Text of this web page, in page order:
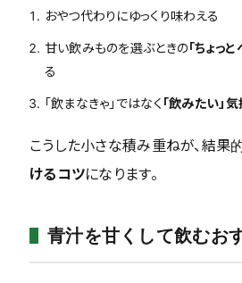
おやつ代わりにゆっくり味わえる
甘い飲みものを選ぶときの「ちょっ
る
「飲まなきゃ」ではなく 「飲みたい」
こうした小さな積み重ねが、結果
けるコツになります。
青汁を甘くして飲むお